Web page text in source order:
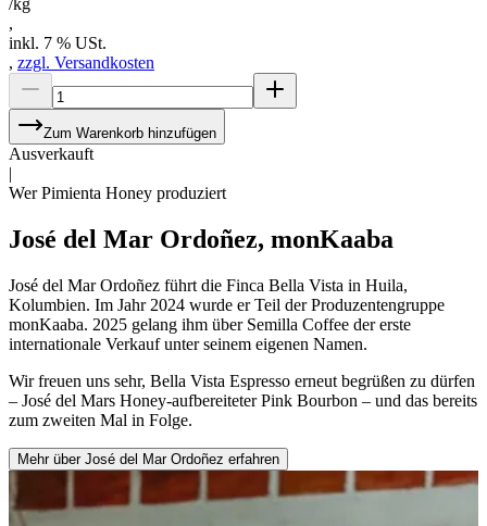
/kg
,
inkl. 7 % USt.
, zzgl. Versandkosten
Zum Warenkorb hinzufügen
Ausverkauft
|
Wer Pimienta Honey produziert
José del Mar Ordoñez, monKaaba
José del Mar Ordoñez führt die Finca Bella Vista in Huila,
Kolumbien. Im Jahr 2024 wurde er Teil der Produzentengruppe
monKaaba. 2025 gelang ihm über Semilla Coffee der erste
internationale Verkauf unter seinem eigenen Namen.
Wir freuen uns sehr, Bella Vista Espresso erneut begrüßen zu dürfen
– José del Mars Honey-aufbereiteter Pink Bourbon – und das bereits
zum zweiten Mal in Folge.
Mehr über José del Mar Ordoñez erfahren